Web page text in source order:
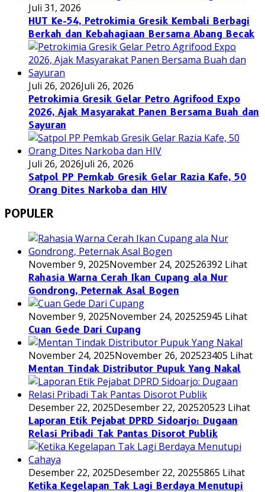
Juli 31, 2026
HUT Ke-54, Petrokimia Gresik Kembali Berbagi
Berkah dan Kebahagiaan Bersama Abang Becak
Juli 26, 2026Juli 26, 2026
Petrokimia Gresik Gelar Petro Agrifood Expo
2026, Ajak Masyarakat Panen Bersama Buah dan
Sayuran
Juli 26, 2026Juli 26, 2026
Satpol PP Pemkab Gresik Gelar Razia Kafe, 50
Orang Dites Narkoba dan HIV
POPULER
November 9, 2025November 24, 202526392 Lihat
Rahasia Warna Cerah Ikan Cupang ala Nur
Gondrong, Peternak Asal Bogen
November 9, 2025November 24, 202525945 Lihat
Cuan Gede Dari Cupang
November 24, 2025November 26, 202523405 Lihat
Mentan Tindak Distributor Pupuk Yang Nakal
Desember 22, 2025Desember 22, 202520523 Lihat
Laporan Etik Pejabat DPRD Sidoarjo: Dugaan
Relasi Pribadi Tak Pantas Disorot Publik
Desember 22, 2025Desember 22, 20255865 Lihat
Ketika Kegelapan Tak Lagi Berdaya Menutupi